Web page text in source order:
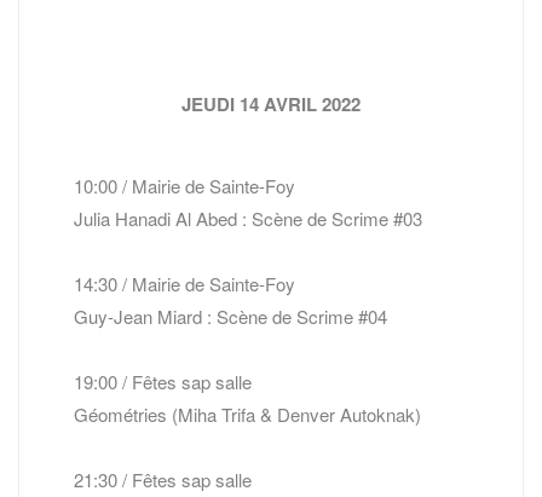
JEUDI 14 AVRIL 2022
10:00 / Mairie de Sainte-Foy
Julia Hanadi Al Abed : Scène de Scrime #03
14:30 / Mairie de Sainte-Foy
Guy-Jean Miard : Scène de Scrime #04
19:00 / Fêtes sap salle
Géométries (Miha Trifa & Denver Autoknak)
21:30 / Fêtes sap salle